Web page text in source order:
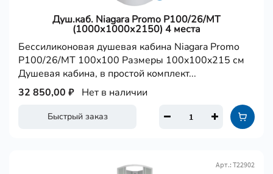
Душ.каб. Niagara Promo P100/26/MT
(1000х1000х2150) 4 места
Бессиликоновая душевая кабина Niagara Promo
P100/26/MT 100x100 Размеры 100x100x215 см
Душевая кабина, в простой комплект...
Быстрый заказ
32 850,00 ₽ Нет в наличии
Арт.: Т22902